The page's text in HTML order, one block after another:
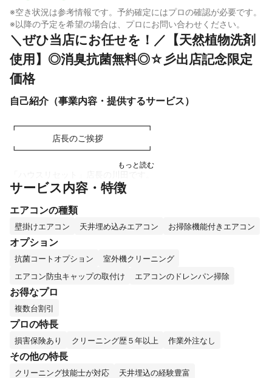
※空き状況は参考情報です。予約確定にはプロの確認が必要です。
※以降の予定を希望の場合は、プロにお問い合わせください。
＼ぜひ当店にお任せを！／【天然植物洗剤
使用】◎消臭抗菌無料◎☆彡出店記念限定
価格
自己紹介（事業内容・提供するサービス）
┏━━━━━━━━━━━━━━━┓
店長のご挨拶
┗━━━━━━━━━━━━━━━┛
バーテン6年間
アパレル20年間
接客業一筋で働いてきました。
お客様との時間を大切に、作業だけではなく
会話も楽しんでもらいたいと思います。
趣味は　洋服・家具・家電　お洒落な物は
大好物です！
母親の介護がきっかけとなり
ハウスクリーニング業を始めました。
「キレイを笑顔に」を理念におき
サービス内容・特徴
エアコンの種類
壁掛けエアコン 天井埋め込みエアコン お掃除機能付きエアコン
オプション
抗菌コートオプション
室外機クリーニング
エアコン防虫キャップの取付け
エアコンのドレンパン掃除
お得なプロ
複数台割引
プロの特長
損害保険あり クリーニング歴５年以上 作業外注なし
その他の特長
クリーニング技能士が対応 天井埋込の経験豊富